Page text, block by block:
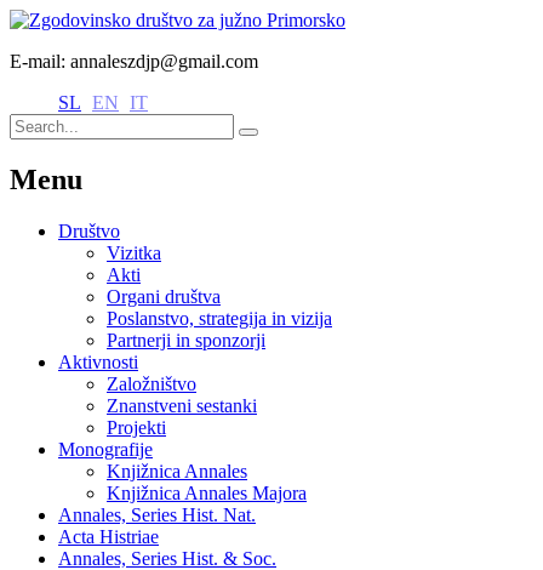
E-mail: annaleszdjp@gmail.com
SL EN IT
Menu
Društvo
Vizitka
Akti
Organi društva
Poslanstvo, strategija in vizija
Partnerji in sponzorji
Aktivnosti
Založništvo
Znanstveni sestanki
Projekti
Monografije
Knjižnica Annales
Knjižnica Annales Majora
Annales, Series Hist. Nat.
Acta Histriae
Annales, Series Hist. & Soc.